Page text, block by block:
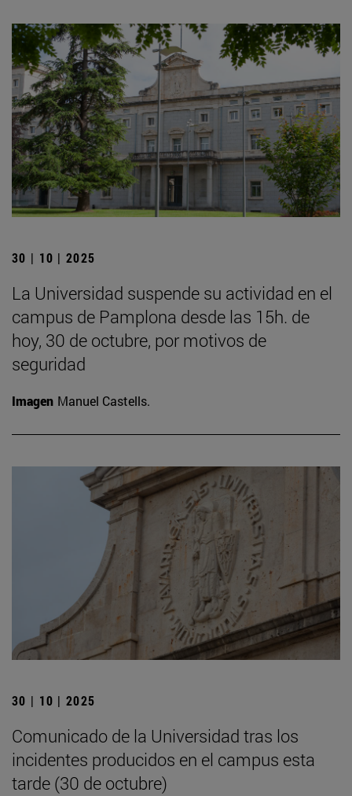
30 | 10 | 2025
La Universidad suspende su actividad en el
campus de Pamplona desde las 15h. de
hoy, 30 de octubre, por motivos de
seguridad
Imagen Manuel Castells.
30 | 10 | 2025
Comunicado de la Universidad tras los
incidentes producidos en el campus esta
tarde (30 de octubre)